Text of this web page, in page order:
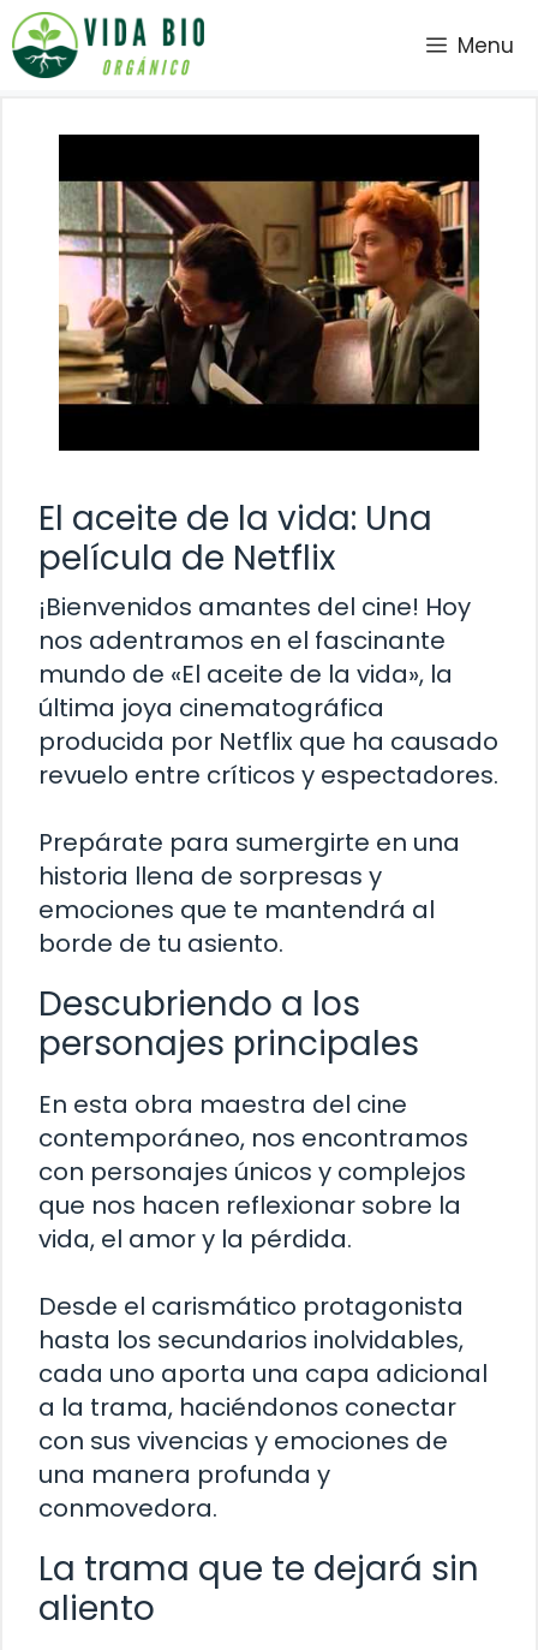
Saltar
al
contenido
Menu
El aceite de la vida: Una
película de Netflix
¡Bienvenidos amantes del cine! Hoy
nos adentramos en el fascinante
mundo de «El aceite de la vida», la
última joya cinematográfica
producida por Netflix que ha causado
revuelo entre críticos y espectadores.
Prepárate para sumergirte en una
historia llena de sorpresas y
emociones que te mantendrá al
borde de tu asiento.
Descubriendo a los
personajes principales
En esta obra maestra del cine
contemporáneo, nos encontramos
con personajes únicos y complejos
que nos hacen reflexionar sobre la
vida, el amor y la pérdida.
Desde el carismático protagonista
hasta los secundarios inolvidables,
cada uno aporta una capa adicional
a la trama, haciéndonos conectar
con sus vivencias y emociones de
una manera profunda y
conmovedora.
La trama que te dejará sin
aliento